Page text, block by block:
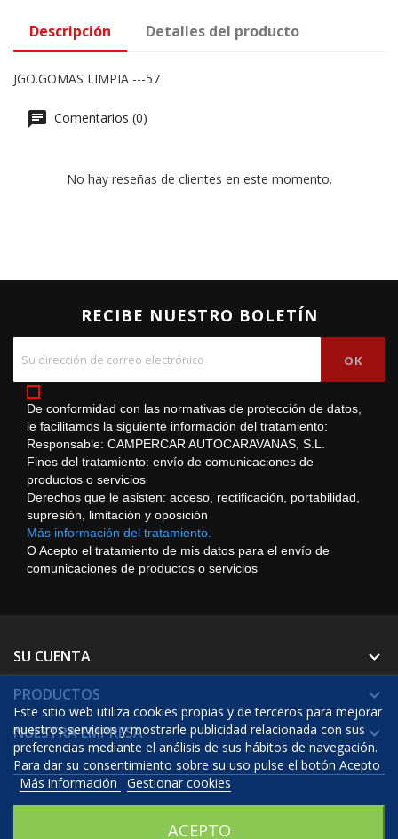
Descripción Detalles del producto
JGO.GOMAS LIMPIA ---57
Comentarios (0)
No hay reseñas de clientes en este momento.
RECIBE NUESTRO BOLETÍN
De conformidad con las normativas de protección de datos,
le facilitamos la siguiente información del tratamiento:
Responsable: CAMPERCAR AUTOCARAVANAS, S.L.
Fines del tratamiento: envío de comunicaciones de
productos o servicios
Derechos que le asisten: acceso, rectificación, portabilidad,
supresión, limitación y oposición
Más información del tratamiento.
O Acepto el tratamiento de mis datos para el envío de
comunicaciones de productos o servicios
SU CUENTA 
PRODUCTOS 
NUESTRA EMPRESA 
Este sitio web utiliza cookies propias y de terceros para mejorar
nuestros servicios y mostrarle publicidad relacionada con sus
preferencias mediante el análisis de sus hábitos de navegación.
Para dar su consentimiento sobre su uso pulse el botón Acepto
Más información
Gestionar cookies
ACEPTO
© 2026 - Software Ecommerce desarrollado por Prestashop™